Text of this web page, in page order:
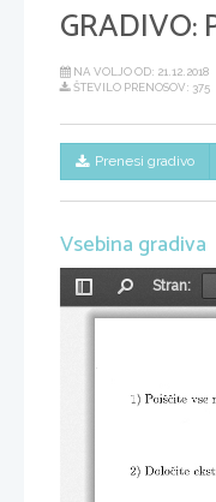
GRADIVO:
NA VOLJO OD: 21.12.2018
ŠTEVILO PRENOSOV: 375
Prenesi gradivo
Vsebina gradiva
Preklopi
stransko
Stran: